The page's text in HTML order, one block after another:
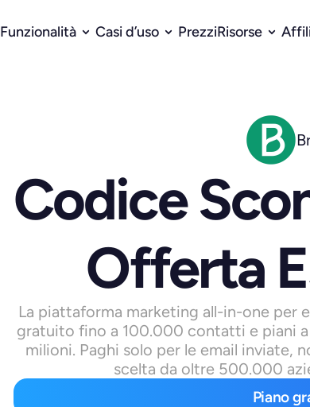
Funzionalità Casi d’uso PrezziRisorse
Codice
Offerta
La piattaforma marketing all-in-one per
gratuito fino a 100.000 contatti e piani
milioni. Paghi solo per le email inviate,
scelta da oltre 500.000
Piano